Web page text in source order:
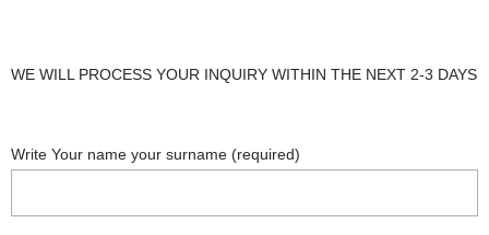
WE WILL PROCESS YOUR INQUIRY WITHIN THE NEXT 2-3 DAYS
Write Your name your surname (required)